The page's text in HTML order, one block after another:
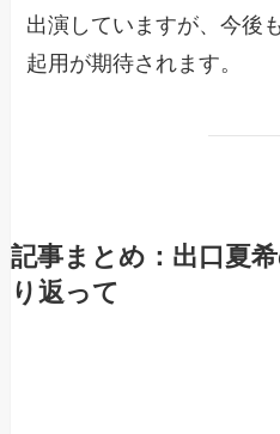
出演していますが、今後
起用が期待されます。
記事まとめ：出口夏
り返って